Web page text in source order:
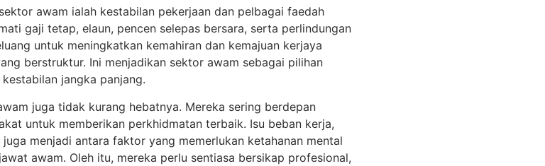
awam ialah kestabilan pekerjaan dan pelbagai faedah
gaji tetap, elaun, pencen selepas bersara, serta perlindungan
untuk meningkatkan kemahiran dan kemajuan kerjaya
berstruktur. Ini menjadikan sektor awam sebagai pilihan
jangka panjang.
juga tidak kurang hebatnya. Mereka sering berdepan
untuk memberikan perkhidmatan terbaik. Isu beban kerja,
menjadi antara faktor yang memerlukan ketahanan mental
awam. Oleh itu, mereka perlu sentiasa bersikap profesional,